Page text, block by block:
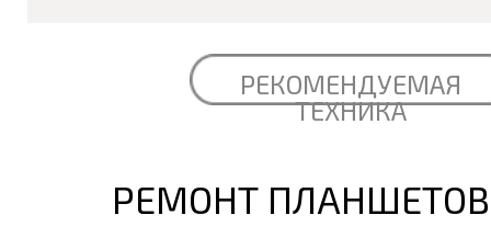
РЕКОМЕНДУЕМАЯ
ТЕХНИКА
РЕМОНТ ПЛАНШЕТОВ